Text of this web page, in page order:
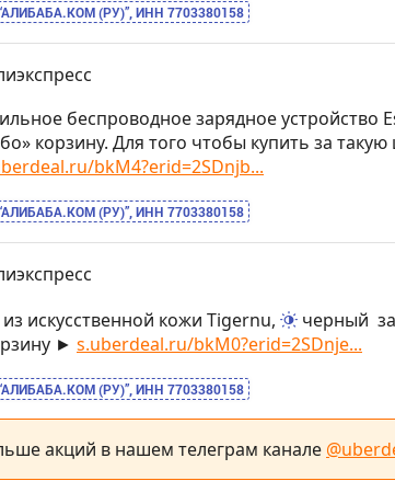
(РУ)”, ИНН 7703380158
беспроводное зарядное устройство
корзину. Для того чтобы купить за
bkM4?erid=2SDnjb...
(РУ)”, ИНН 7703380158
искусственной кожи Tigernu,
черный за
► s.uberdeal.ru/bkM0?erid=2SDnje...
(РУ)”, ИНН 7703380158
акций в нашем телеграм канале